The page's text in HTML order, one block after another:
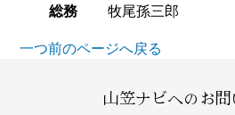
総務
牧尾孫三郎
一つ前のページへ戻る
山笠ナビへのお